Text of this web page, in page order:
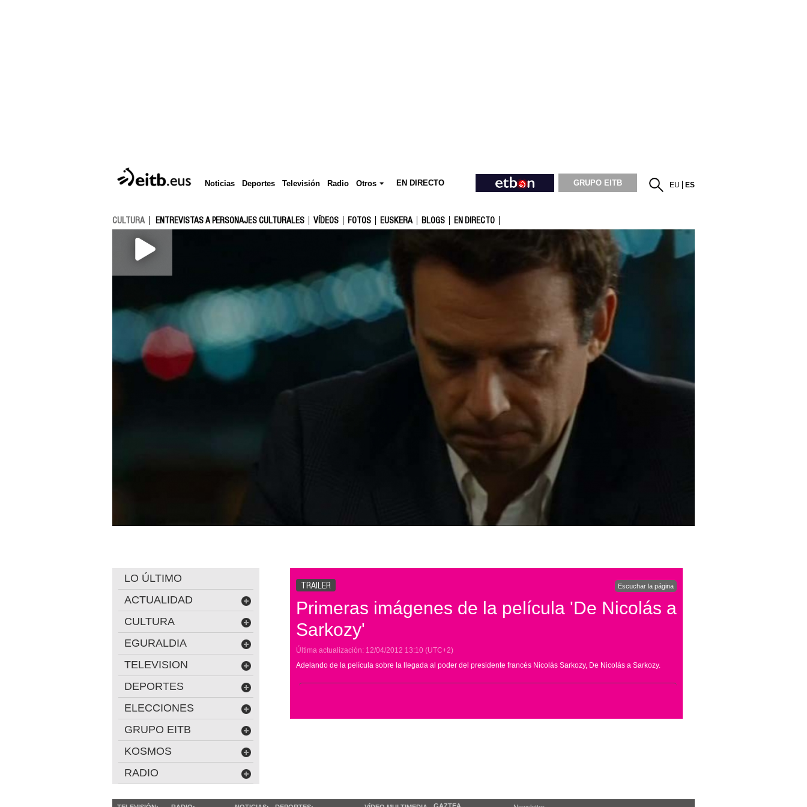
Noticias Deportes Televisión Radio Otros EN DIRECTO GRUPO EITB EU ES
CULTURA ENTREVISTAS A PERSONAJES CULTURALES VÍDEOS FOTOS EUSKERA BLOGS EN DIRECTO
TRAILER Escuchar la página
Primeras imágenes de la película 'De Nicolás a
Sarkozy'
Última actualización: 12/04/2012 13:10 (UTC+2)
Adelando de la película sobre la llegada al poder del presidente francés Nicolás Sarkozy, De Nicolás a Sarkozy.
LO ÚLTIMO
ACTUALIDAD
CULTURA
EGURALDIA
TELEVISION
DEPORTES
ELECCIONES
GRUPO EITB
KOSMOS
RADIO